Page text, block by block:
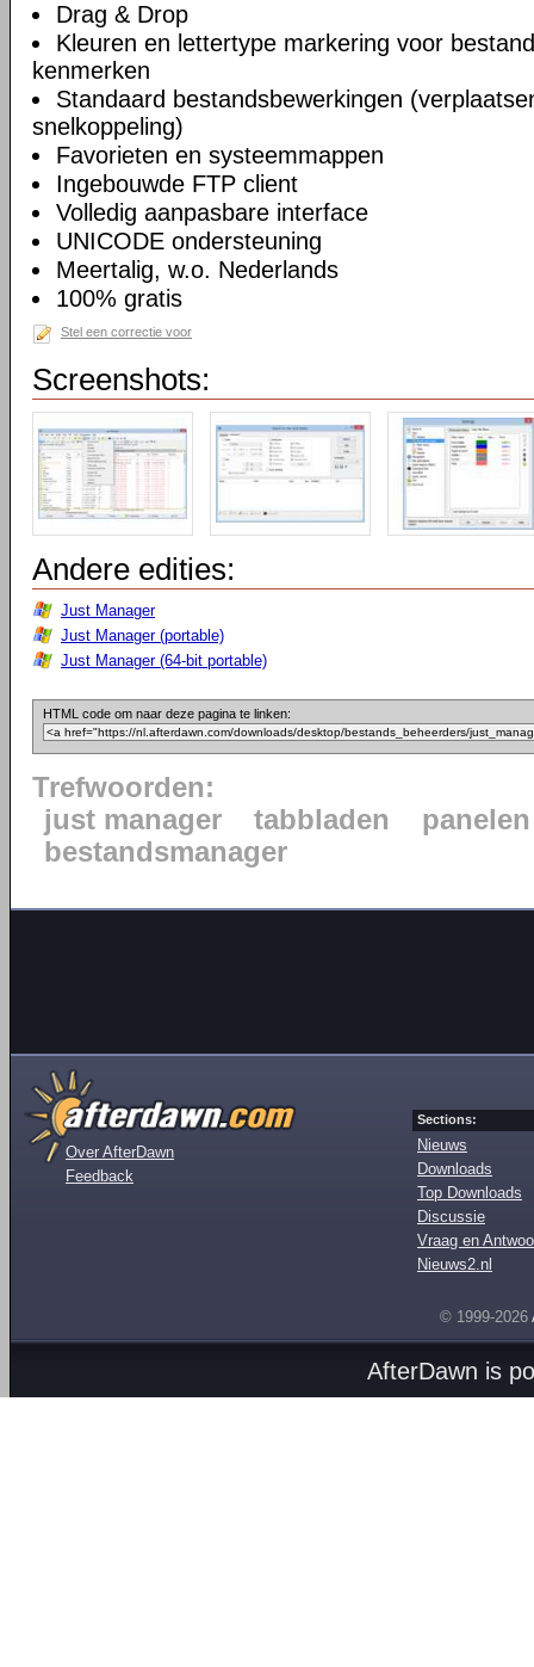
Drag & Drop
Kleuren en lettertype markering voor
kenmerken
Standaard bestandsbewerkingen
snelkoppeling)
Favorieten en systeemmappen
Ingebouwde FTP client
Volledig aanpasbare interface
UNICODE ondersteuning
Meertalig, w.o. Nederlands
100% gratis
Stel een correctie voor
Screenshots:
Andere edities:
Just Manager
Just Manager (portable)
Just Manager (64-bit portable)
HTML code om naar deze pagina te linken:
Trefwoorden:
just manager
tabbladen
panelen
bestandsmanager
Over AfterDawn
Feedback
Sections:
Nieuws
Downloads
Top Downloads
Discussie
Vraag en
Nieuws2.nl
© 1999-2026
AfterDawn is